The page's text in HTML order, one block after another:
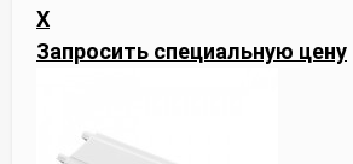
X
Запросить специальную цену